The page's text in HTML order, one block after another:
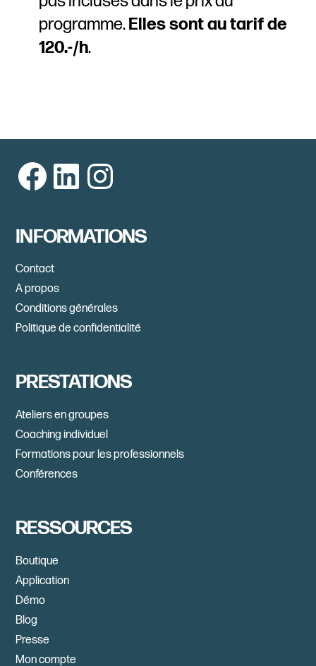
programme.Elles sont au tarif de
120.-/h.
Facebook
LinkedIn
Instagram
INFORMATIONS
Contact
A propos
Conditions générales
Politique de confidentialité
PRESTATIONS
Ateliers en groupes
Coaching individuel
Formations pour les professionnels
Conférences
RESSOURCES
Boutique
Application
Démo
Blog
Presse
Mon compte